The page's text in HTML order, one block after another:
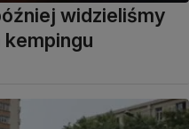
widzieliśmy
kempingu